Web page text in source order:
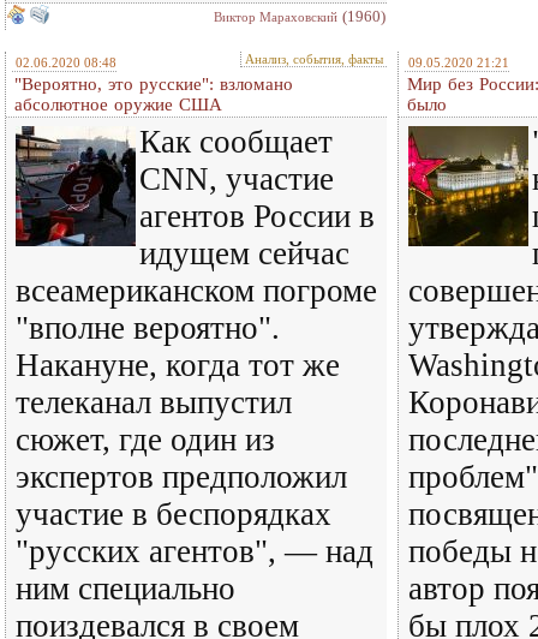
Виктор Мараховский (1960)
02.06.2020 08:48 Анализ, события, факты
"Вероятно, это русские": взломано
абсолютное оружие США
Как сообщает
CNN, участие
агентов России в
идущем сейчас
всеамериканском погроме
"вполне вероятно".
Накануне, когда тот же
телеканал выпустил
сюжет, где один из
экспертов предположил
участие в беспорядках
"русских агентов", — над
ним специально
поиздевался в своем
09.05.2020 21:21
Мир без
было
победы
автор
бы плох